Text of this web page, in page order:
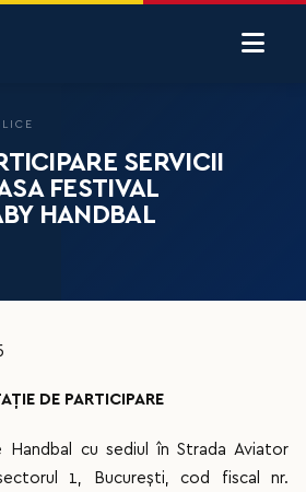
SERVICII
FESTIVAL
HANDBAL
DE PARTICIPARE
Handbal cu sediul în Strada Aviator
1, București, cod fiscal nr.